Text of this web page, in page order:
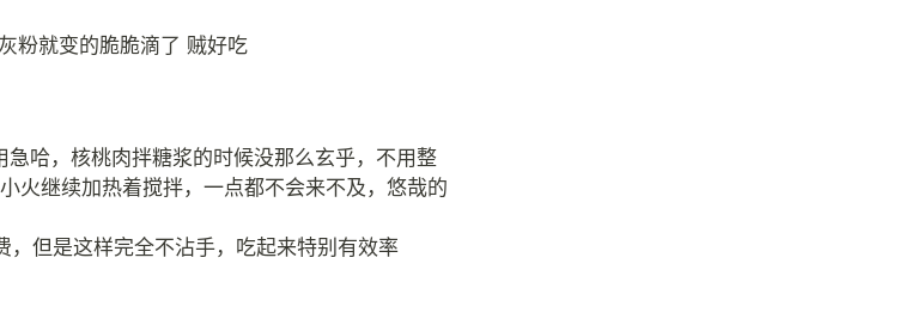
粉就变的脆脆滴了 贼好吃
急哈，核桃肉拌糖浆的时候没那么玄乎，不用整
火继续加热着搅拌，一点都不会来不及，悠哉的
，但是这样完全不沾手，吃起来特别有效率